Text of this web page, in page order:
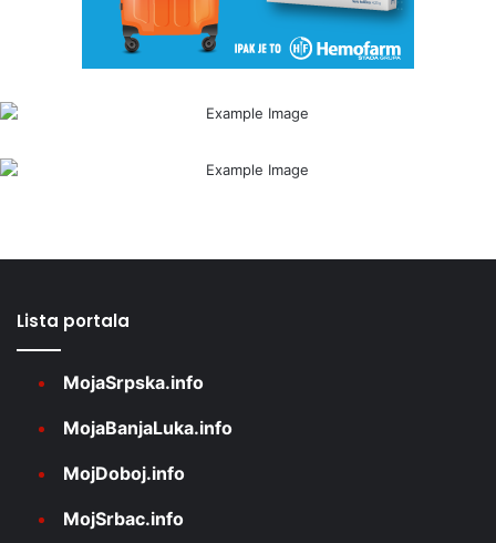
Lista portala
MojaSrpska.info
MojaBanjaLuka.info
MojDoboj.info
MojSrbac.info